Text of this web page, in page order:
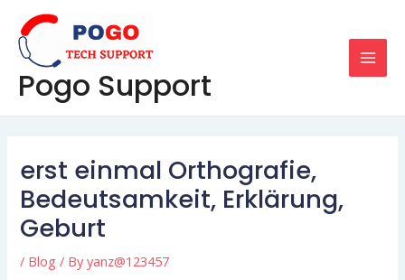
content
Pogo Support
erst einmal Orthografie,
Bedeutsamkeit, Erklärung,
Geburt
/ Blog / Byyanz@123457
navigation